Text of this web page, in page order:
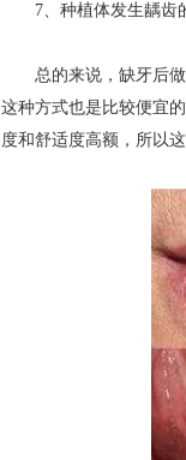
7、种植体发生龋齿的
总的来说，缺牙后做
这种方式也是比较便宜
度和舒适度高额，所以